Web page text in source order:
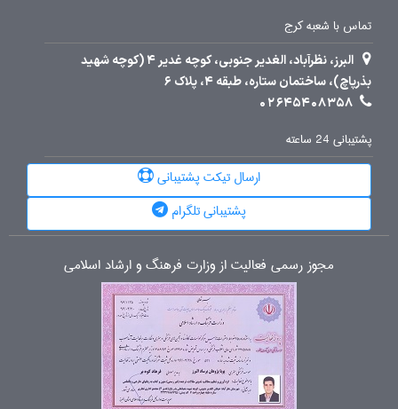
تماس با شعبه کرج
البرز، نظرآباد، الغدیر جنوبی، کوچه غدیر 4 (کوچه شهید
بذرپاچ)، ساختمان ستاره، طبقه 4، پلاک 6
02645408358
پشتیبانی 24 ساعته
ارسال تیکت پشتیبانی
پشتیبانی تلگرام
مجوز رسمی فعالیت از وزارت فرهنگ و ارشاد اسلامی